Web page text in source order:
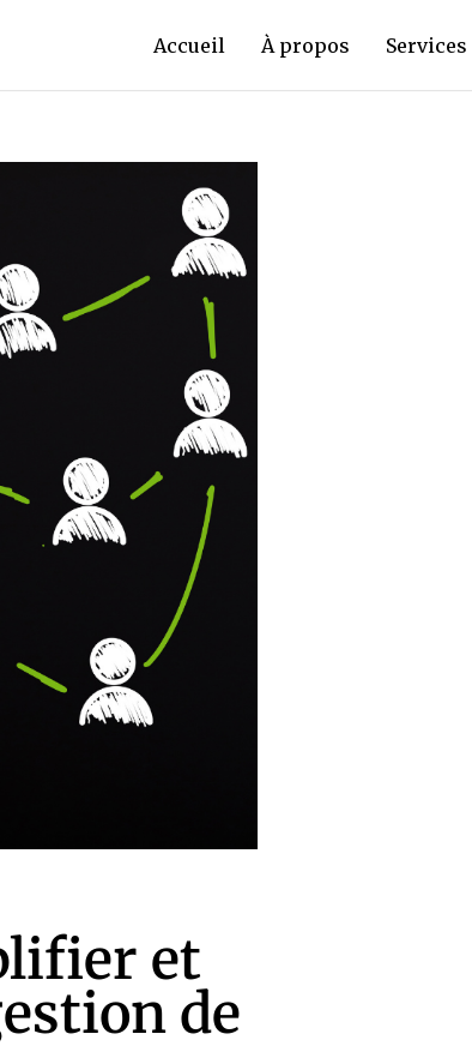
Accueil À propos Services
et
de